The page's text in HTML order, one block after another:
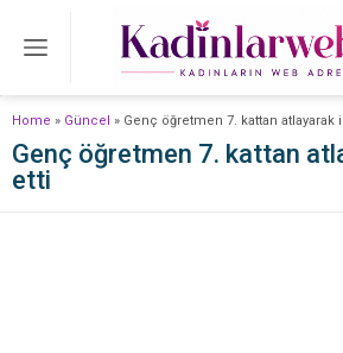
Home » Güncel » Genç öğretmen 7. kattan atlayarak
Genç öğretmen 7. kattan
etti